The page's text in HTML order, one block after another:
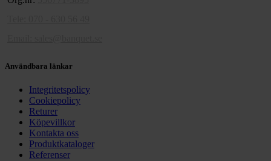
Användbara länkar
Integritetspolicy
Cookiepolicy
Returer
Köpevillkor
Kontakta oss
Produktkataloger
Referenser